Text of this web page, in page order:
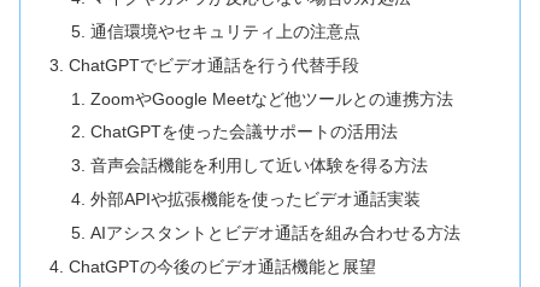
通信環境やセキュリティ上の注意点
ChatGPTでビデオ通話を行う代替手段
ZoomやGoogle Meetなど他ツールとの連携方法
ChatGPTを使った会議サポートの活用法
音声会話機能を利用して近い体験を得る方法
外部APIや拡張機能を使ったビデオ通話実装
AIアシスタントとビデオ通話を組み合わせる方法
ChatGPTの今後のビデオ通話機能と展望